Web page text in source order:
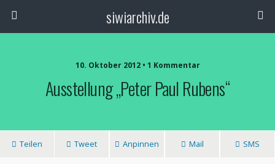
siwiarchiv.de
10. Oktober 2012 • 1 Kommentar
Ausstellung „Peter Paul Rubens“
Teilen Tweet Anpinnen Mail SMS